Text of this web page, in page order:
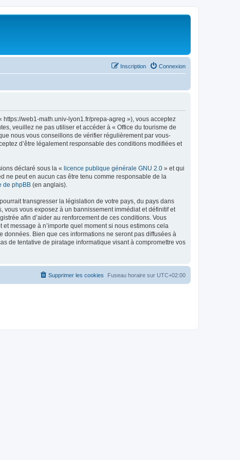
Connexion
Inscription
web1-math.univ-lyon1.fr/prepa-agreg »), vous acceptez
veuillez ne pas utiliser et accéder à « Office du tourisme de
nous vous conseillons de vérifier régulièrement par vous-
d’être légalement responsable des conditions modifiées et
déclaré sous la « licence publique générale GNU 2.0 » et qui
ne peut en aucun cas être tenu comme responsable de la
de phpBB (en anglais).
transgresser la législation de votre pays, du pays dans
vous exposez à un bannissement immédiat et définitif et
afin d’aider au renforcement de ces conditions. Vous
message à n’importe quel moment si nous estimons cela
Bien que ces informations ne seront pas diffusées à
de tentative de piratage informatique visant à compromettre vos
Fuseau horaire sur UTC+02:00
Supprimer les cookies